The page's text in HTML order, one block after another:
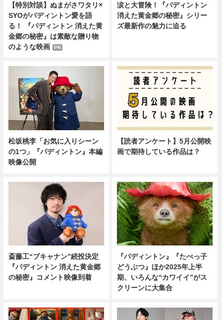
【特別対談】ぬまがさワタリ×
SYOがパディントン愛を語
る！ 『パディントン 消えた黄
金郷の秘密』は素敵な贈り物
のような映画
PR
涙と大冒険！『パディントン
消えた黄金郷の秘密』シリー
ズ最新作の魅力に迫る
松坂桃李「お気に入りシーン
の1つ」『パディントン』本編
映像公開
【読者アンケート】5月公開映
画で期待している作品は？
斎藤工“ブキャナン”続投決定
『パディントン 消えた黄金郷
の秘密』コメント映像到着
『パディントン』『たべっ子
どうぶつ』ほか2025年上半
期、いろんな“カワイイ”がス
クリーンに大集合